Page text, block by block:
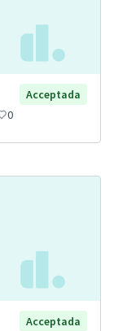
Acceptada
0
Acceptada